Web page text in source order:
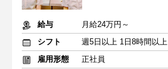
給与
月給24万円～
シフト
週5日以上 1日8時間以上
雇用形態
正社員